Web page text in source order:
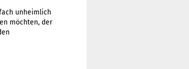
unheimlich
möchten, der